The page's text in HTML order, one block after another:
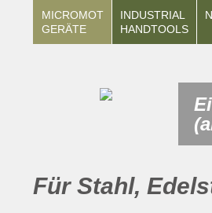
MICROMOT
GERÄTE
INDUSTRIAL
HANDTOOLS
Für Stahl,